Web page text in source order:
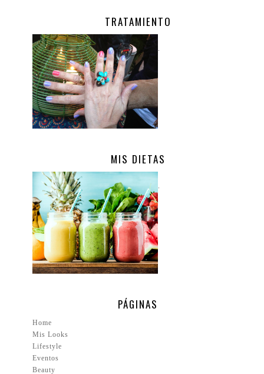
TRATAMIENTO
.
MIS DIETAS
.
PÁGINAS
Home
Mis Looks
Lifestyle
Eventos
Beauty